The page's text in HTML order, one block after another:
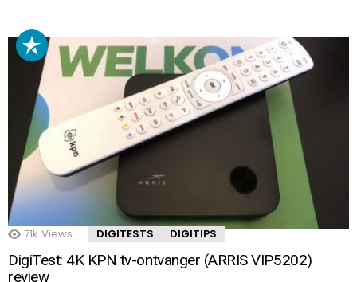
71k Views DIGITESTS DIGITIPS
DigiTest: 4K KPN tv-ontvanger (ARRIS VIP5202)
review